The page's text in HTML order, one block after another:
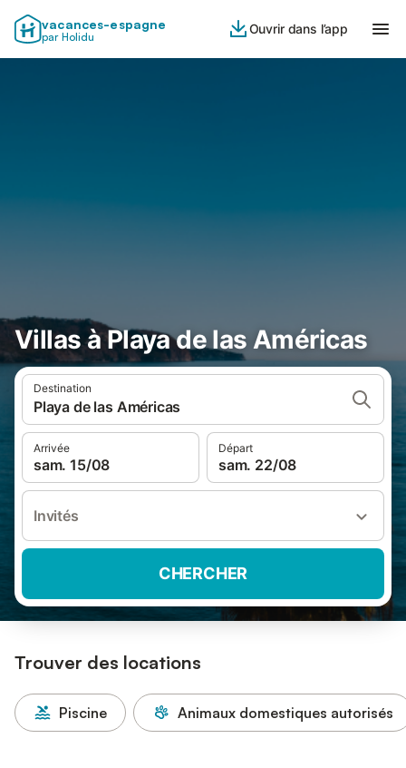
vacances-espagne
par Holidu
Ouvrir dans l’app
Villas à Playa de las Américas
Destination
Playa de las Américas
Arrivée
sam. 15/08
Départ
sam. 22/08
Invités
CHERCHER
Trouver des locations
Piscine Animaux domestiques autorisés